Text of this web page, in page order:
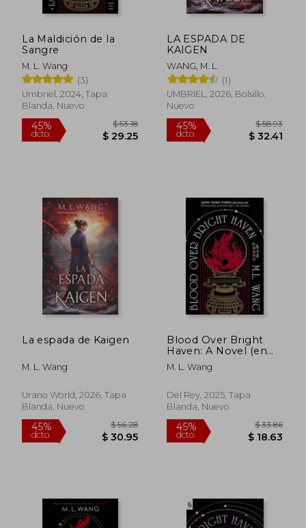
La Maldición de la
Sangre
M. L. Wang
(3)
Umbriel, 2024, Tapa
Blanda, Nuevo
45%
dcto. $ 29.25
LA ESPADA DE
KAIGEN
WANG, M. L.
(1)
UMBRIEL, 2026, Bolsillo,
Nuevo
45%
dcto.
La espada de Kaigen
M. L. Wang
Urano World, 2026, Tapa
Blanda, Nuevo
Blood Over Bright
Haven: A Novel (en
Inglés)
M. L. Wang
Del Rey, 2025, Tapa
Blanda, Nuevo